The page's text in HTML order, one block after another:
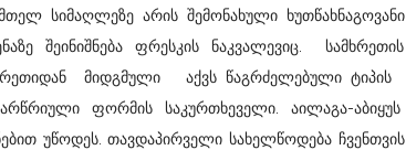
სიმაღლეზე არის შემონახული ხუთწახნაგოვანი
შეინიშნება ფრესკის ნაკვალევიც. სამხრეთის
მიდგმული აქვს წაგრძელებული ტიპის
ფორმის საკურთხეველი. აილაგა-აბიყუს
უწოდეს. თავდაპირველი სახელწოდება ჩვენთვის